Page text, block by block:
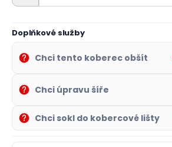
Doplňkové služby
Chci tento koberec obšít
Chci úpravu šíře
Chci sokl do kobercové lišty